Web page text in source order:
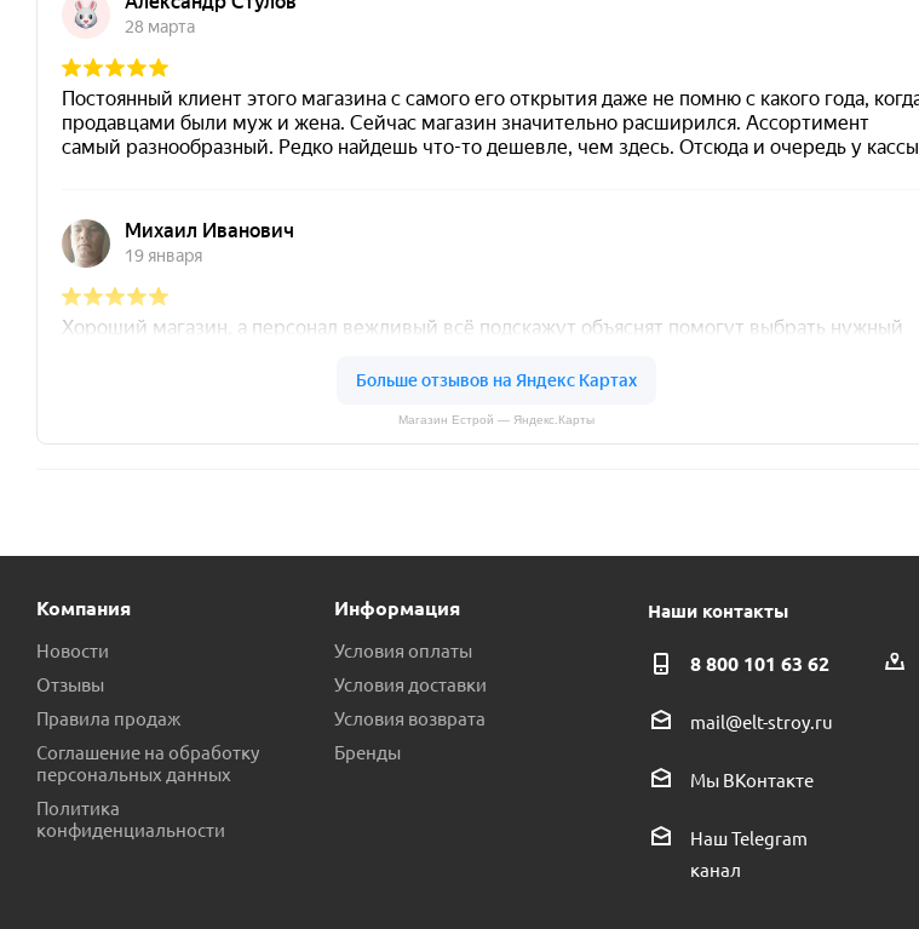
Магазин Естрой — Яндекс.Карты
Компания
Новости
Отзывы
Правила продаж
Соглашение на обработку
персональных данных
Политика
конфиденциальности
Информация
Условия оплаты
Условия доставки
Условия возврата
Бренды
Наши контакты
8 800 101 63 62
mail@elt-stroy.ru
Мы ВКонтакте
Наш Telegram
канал